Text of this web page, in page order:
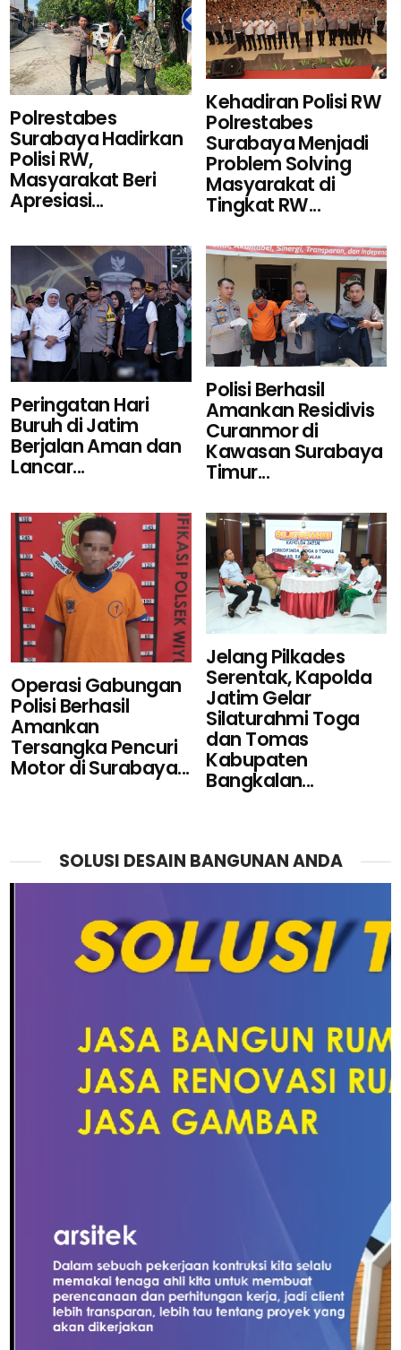
Polrestabes
Surabaya Hadirkan
Polisi RW,
Masyarakat Beri
Apresiasi...
Kehadiran Polisi RW
Polrestabes
Surabaya Menjadi
Problem Solving
Masyarakat di
Tingkat RW...
Peringatan Hari
Buruh di Jatim
Berjalan Aman dan
Lancar...
Polisi Berhasil
Amankan Residivis
Curanmor di
Kawasan Surabaya
Timur...
Operasi Gabungan
Polisi Berhasil
Amankan
Tersangka Pencuri
Motor di Surabaya...
Jelang Pilkades
Serentak, Kapolda
Jatim Gelar
Silaturahmi Toga
dan Tomas
Kabupaten
Bangkalan...
SOLUSI DESAIN BANGUNAN ANDA